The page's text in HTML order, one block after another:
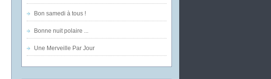
Bon samedi à tous !
Bonne nuit polaire ...
Une Merveille Par Jour